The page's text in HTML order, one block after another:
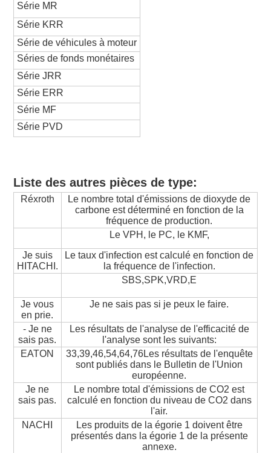
Série MR
Série KRR
Série de véhicules à moteur
Séries de fonds monétaires
Série JRR
Série ERR
Série MF
Série PVD
Liste des autres pièces de type:
Réxroth
Le nombre total d'émissions de dioxyde de
carbone est déterminé en fonction de la
fréquence de production.
Le VPH, le PC, le KMF,
Je suis
HITACHI.
Le taux d'infection est calculé en fonction de
la fréquence de l'infection.
SBS,SPK,VRD,E
Je vous
en prie.
Je ne sais pas si je peux le faire.
- Je ne
sais pas.
Les résultats de l'analyse de l'efficacité de
l'analyse sont les suivants:
EATON
33,39,46,54,64,76Les résultats de l'enquête
sont publiés dans le Bulletin de l'Union
européenne.
Je ne
sais pas.
Le nombre total d'émissions de CO2 est
calculé en fonction du niveau de CO2 dans
l'air.
NACHI
Les produits de la égorie 1 doivent être
présentés dans la égorie 1 de la présente
annexe.